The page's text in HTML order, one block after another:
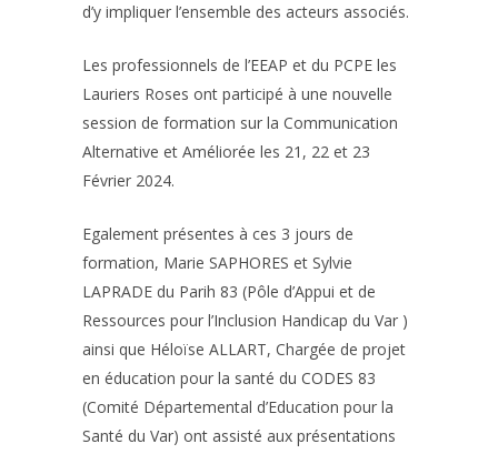
d’y impliquer l’ensemble des acteurs associés.
Les professionnels de l’EEAP et du PCPE les
Lauriers Roses ont participé à une nouvelle
session de formation sur la Communication
Alternative et Améliorée les 21, 22 et 23
Février 2024.
Egalement présentes à ces 3 jours de
formation, Marie SAPHORES et Sylvie
LAPRADE du Parih 83 (Pôle d’Appui et de
Ressources pour l’Inclusion Handicap du Var )
ainsi que Héloïse ALLART, Chargée de projet
en éducation pour la santé du CODES 83
(Comité Départemental d’Education pour la
Santé du Var) ont assisté aux présentations